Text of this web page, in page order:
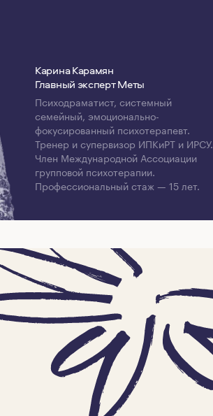
Карина Карамян
Главный эксперт Меты
Психодраматист, системный
семейный, эмоционально-
фокусированный психотерапевт.
Тренер и супервизор ИПКиРТ и ИРСУ.
Член Международной Ассоциации
групповой психотерапии.
Профессиональный стаж — 15 лет.